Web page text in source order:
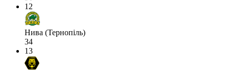
12
Нива (Тернопіль)
34
13